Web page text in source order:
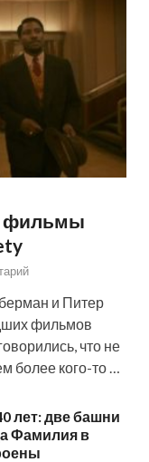
фильмы
и Питер
фильмов
что не
более кого-то …
лет: две башни
Фамилия в